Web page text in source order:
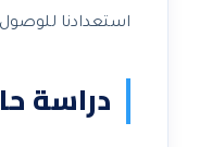
استعدادنا
دراسة